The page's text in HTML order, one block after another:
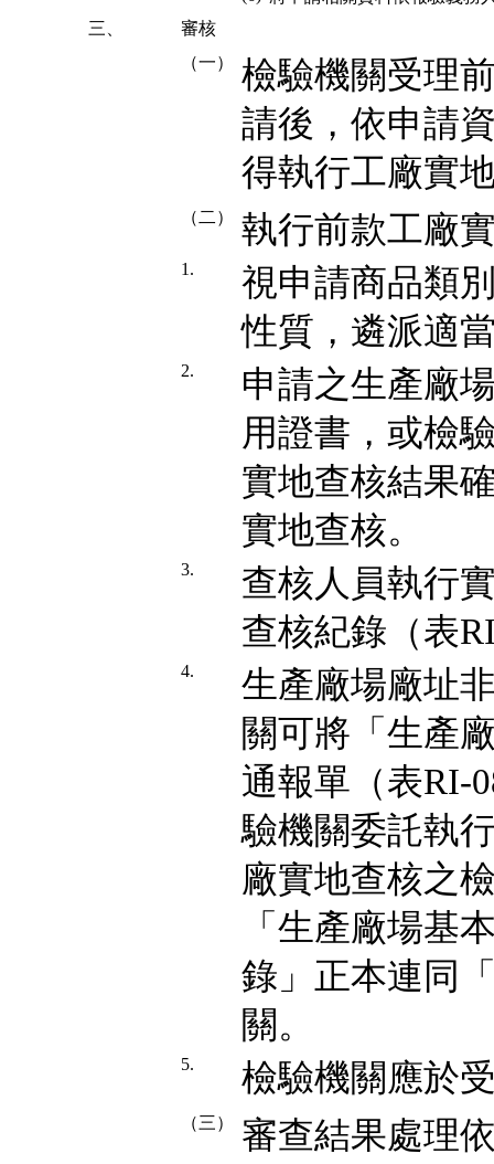
三、
審核
（一）
檢驗機關受理
請後，依申請
得執行工廠實
（二） 執行前款工廠
1.
視申請商品類
性質，遴派適
2.
申請之生產廠
用證書，或檢
實地查核結果
實地查核。
3.
查核人員執行
查核紀錄（表
4.
生產廠場廠址
關可將「生產
通報單（表RI-
驗機關委託執
廠實地查核之
「生產廠場基
錄」正本連同
關。
5. 檢驗機關應於
（三） 審查結果處理